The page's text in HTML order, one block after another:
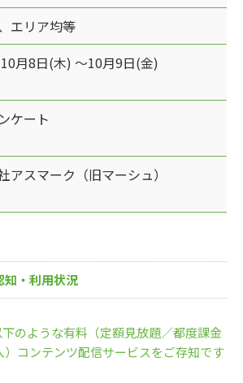
エリア均等
月8日(木) ～10月9日(金)
ケート
アスマーク（旧マーシュ）
知・利用状況
のような有料（定額見放題／都度課金
）コンテンツ配信サービスをご存知です